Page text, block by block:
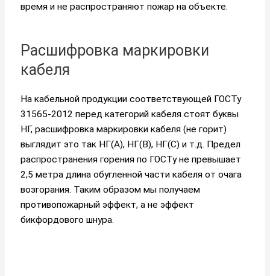
время и не распространяют пожар на объекте.
Расшифровка маркировки
кабеля
На кабельной продукции соответствующей ГОСТу
31565-2012 перед категорий кабеля стоят буквы
НГ, расшифровка маркировки кабеля (не горит)
выглядит это так НГ(А), НГ(B), НГ(C) и т.д. Предел
распространения горения по ГОСТу не превышает
2,5 метра длина обугленной части кабеля от очага
возгорания. Таким образом мы получаем
противопожарный эффект, а не эффект
бикфордового шнура.